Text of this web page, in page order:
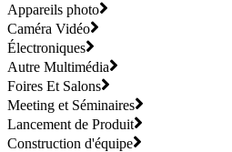
Appareils photo
Caméra Vidéo
Électroniques
Autre Multimédia
Foires Et Salons
Meeting et Séminaires
Lancement de Produit
Construction d'équipe